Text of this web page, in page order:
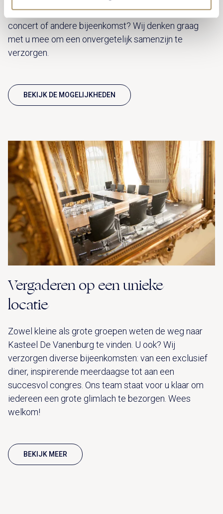
unieke locatie voor jullie (familie)bijeenkomst, een
concert of andere bijeenkomst? Wij denken graag
met u mee om een onvergetelijk samenzijn te
verzorgen.
BEKIJK DE MOGELIJKHEDEN
Vergaderen op een unieke
locatie
Zowel kleine als grote groepen weten de weg naar
Kasteel De Vanenburg te vinden. U ook? Wij
verzorgen diverse bijeenkomsten: van een exclusief
diner, inspirerende meerdaagse tot aan een
succesvol congres. Ons team staat voor u klaar om
iedereen een grote glimlach te bezorgen. Wees
welkom!
BEKIJK MEER